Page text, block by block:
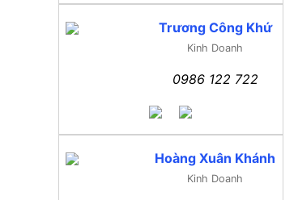
Trương Công Khứ
Kinh Doanh
0986 122 722
Hoàng Xuân Khánh
Kinh Doanh